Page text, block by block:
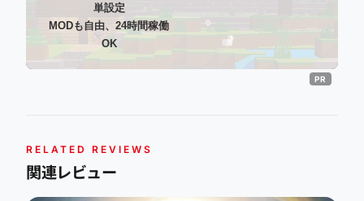
単設定
MODも自由、24時間稼働
OK
RELATED REVIEWS
関連レビュー